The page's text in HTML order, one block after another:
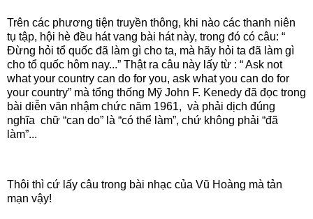
Trên các phương tiện truyền thông, khi nào các thanh niên
tụ tập, hội hè đều hát vang bài hát này, trong đó có câu: “
Đừng hỏi tổ quốc đã làm gì cho ta, mà hãy hỏi ta đã làm gì
cho tổ quốc hôm nay...” Thật ra câu này lấy từ : “ Ask not
what your country can do for you, ask what you can do for
your country” mà tổng thống Mỹ John F. Kenedy đã đọc trong
bài diễn văn nhậm chức năm 1961, và phải dịch đúng
nghĩa chữ “can do” là “có thể làm”, chứ không phải “đã
làm”...
Thôi thì cứ lấy câu trong bài nhạc của Vũ Hoàng mà tản
mạn vậy!